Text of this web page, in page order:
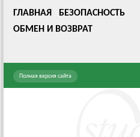
ГЛАВНАЯ
БЕЗОПАСНОСТЬ
ОБМЕН И ВОЗВРАТ
Полная версия сайта